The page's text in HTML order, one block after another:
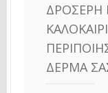
ΔΡΟΣΕΡΉ
ΔΈΡΜΑ